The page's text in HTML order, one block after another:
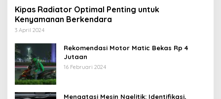
Kipas Radiator Optimal Penting untuk
Kenyamanan Berkendara
3 April 2024
Rekomendasi Motor Matic Bekas Rp 4
Jutaan
16 Februari 2024
Mengatasi Mesin Ngelitik: Identifikasi,